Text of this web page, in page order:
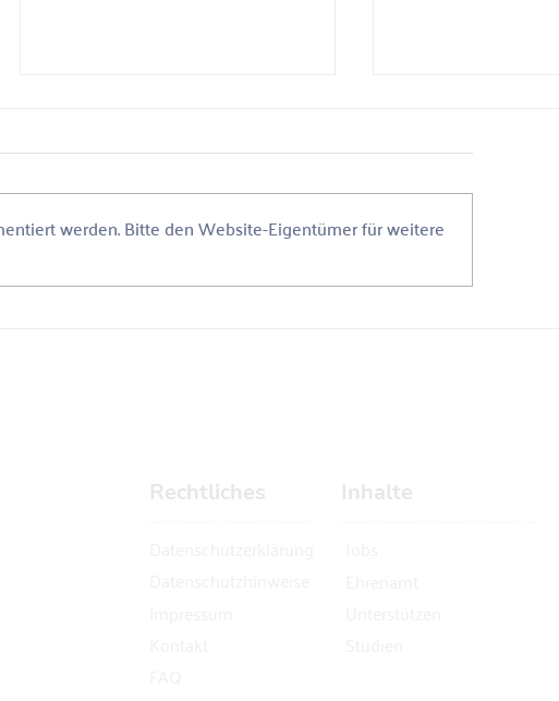
Bau deine Webseite mit
Erfolg mit Online-
werden. Bitte den Website-Eigentümer für weitere
Rechtliches Inhalte